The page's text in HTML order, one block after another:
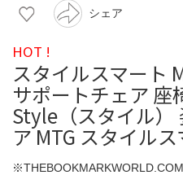
シェア
HOT !
スタイルスマート
サポートチェア
Style（スタイル）
ア MTG スタイル